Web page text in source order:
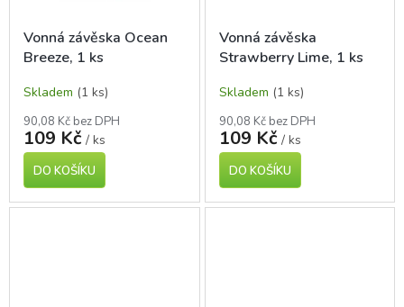
Vonná závěska Ocean
Breeze, 1 ks
Skladem (1 ks)
90,08 Kč bez DPH
109 Kč / ks
DO KOŠÍKU
Vonná závěska
Strawberry Lime, 1 ks
Skladem (1 ks)
90,08 Kč bez DPH
109 Kč / ks
DO KOŠÍKU